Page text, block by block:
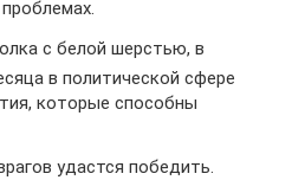
с белой шерстью, в
в политической сфере
которые способны
удастся победить.